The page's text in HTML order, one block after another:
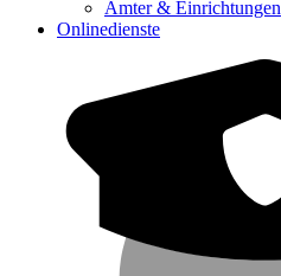
Ämter & Einrichtungen
Onlinedienste